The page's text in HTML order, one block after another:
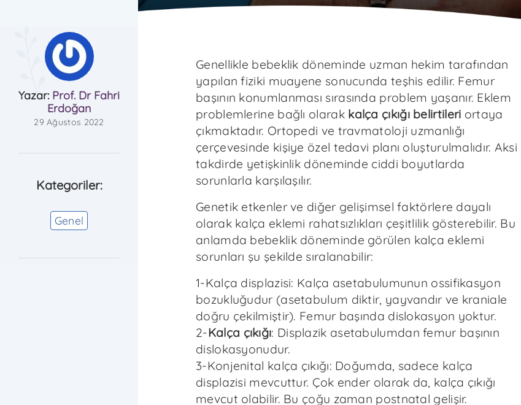
Yazar: Prof. Dr Fahri
Erdoğan
29 Ağustos 2022
Kategoriler:
Genel
Genellikle bebeklik döneminde uzman hekim tarafından
yapılan fiziki muayene sonucunda teşhis edilir. Femur
başının konumlanması sırasında problem yaşanır. Eklem
problemlerine bağlı olarak kalça çıkığı belirtileri ortaya
çıkmaktadır. Ortopedi ve travmatoloji uzmanlığı
çerçevesinde kişiye özel tedavi planı oluşturulmalıdır. Aksi
takdirde yetişkinlik döneminde ciddi boyutlarda
sorunlarla karşılaşılır.
Genetik etkenler ve diğer gelişimsel faktörlere dayalı
olarak kalça eklemi rahatsızlıkları çeşitlilik gösterebilir. Bu
anlamda bebeklik döneminde görülen kalça eklemi
sorunları şu şekilde sıralanabilir:
1-Kalça displazisi: Kalça asetabulumunun ossifikasyon
bozukluğudur (asetabulum diktir, yayvandır ve kraniale
doğru çekilmiştir). Femur başında dislokasyon yoktur.
2-Kalça çıkığı: Displazik asetabulumdan femur başının
dislokasyonudur.
3-Konjenital kalça çıkığı: Doğumda, sadece kalça
displazisi mevcuttur. Çok ender olarak da, kalça çıkığı
mevcut olabilir. Bu çoğu zaman postnatal gelişir.